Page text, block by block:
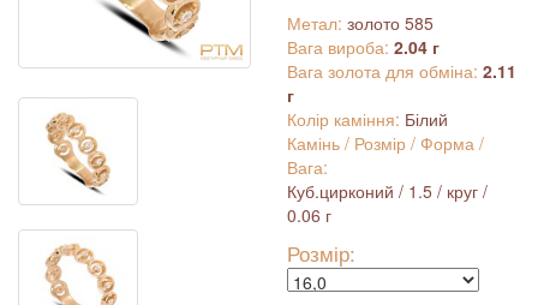
Метал: золото 585
Вага вироба: 2.04 г
Вага золота для обміна: 2.11
г
Колір каміння: Білий
Камінь / Розмір / Форма /
Вага:
Куб.цирконий / 1.5 / круг /
0.06 г
Розмір: